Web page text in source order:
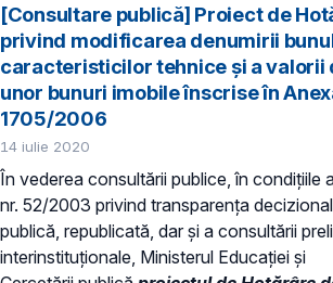
[Consultare publică] Proiect de
privind modificarea denumirii
caracteristicilor tehnice și a valorii
unor bunuri imobile înscrise în
1705/2006
14 iulie 2020
În vederea consultării publice, în condiţiile
nr. 52/2003 privind transparenţa
publică, republicată, dar și a consultării
interinstituționale, Ministerul Educaţiei și